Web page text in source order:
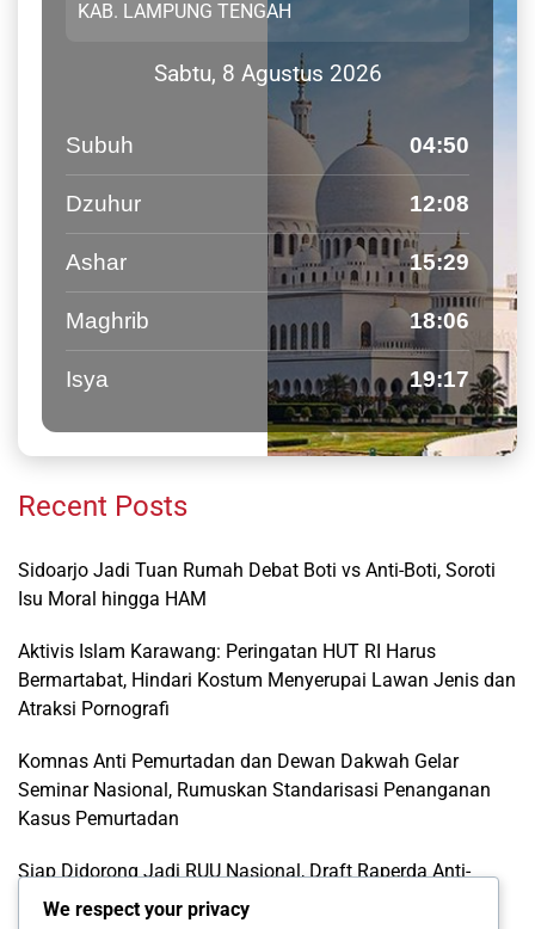
Sabtu, 8 Agustus 2026
Subuh 04:50
Dzuhur 12:08
Ashar 15:29
Maghrib 18:06
Isya 19:17
Recent Posts
Sidoarjo Jadi Tuan Rumah Debat Boti vs Anti-Boti, Soroti
Isu Moral hingga HAM
Aktivis Islam Karawang: Peringatan HUT RI Harus
Bermartabat, Hindari Kostum Menyerupai Lawan Jenis dan
Atraksi Pornografi
Komnas Anti Pemurtadan dan Dewan Dakwah Gelar
Seminar Nasional, Rumuskan Standarisasi Penanganan
Kasus Pemurtadan
Siap Didorong Jadi RUU Nasional, Draft Raperda Anti-
LGBTQ+ Karawang Diterima Ust. Roinul Balad
We respect your privacy